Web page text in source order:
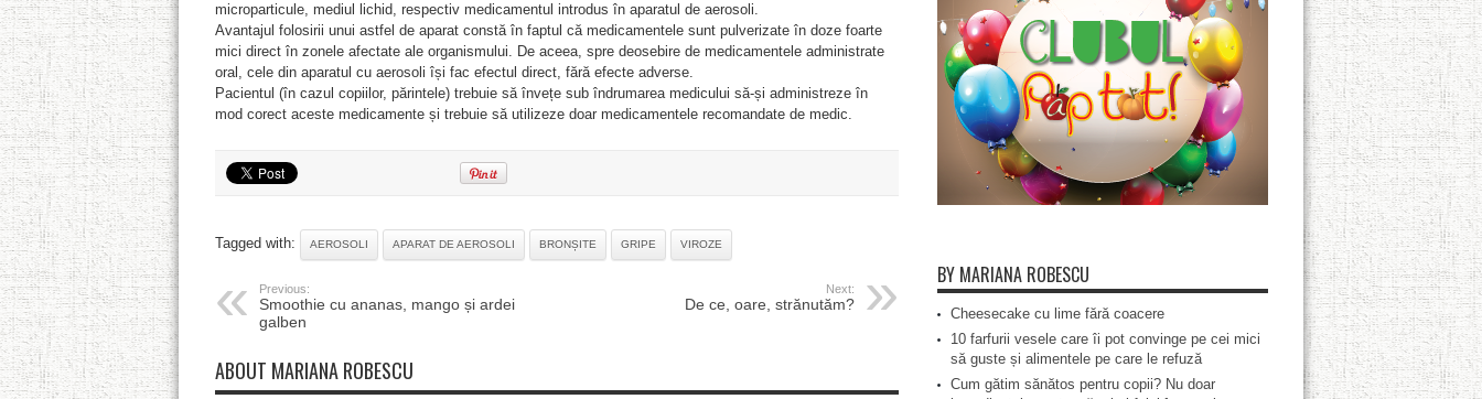
microparticule, mediul lichid, respectiv medicamentul introdus în aparatul de aerosoli.
Avantajul folosirii unui astfel de aparat constă în faptul că medicamentele sunt pulverizate în doze foarte
mici direct în zonele afectate ale organismului. De aceea, spre deosebire de medicamentele administrate
oral, cele din aparatul cu aerosoli își fac efectul direct, fără efecte adverse.
Pacientul (în cazul copiilor, părintele) trebuie să învețe sub îndrumarea medicului să-și administreze în
mod corect aceste medicamente și trebuie să utilizeze doar medicamentele recomandate de medic.
Tagged with: AEROSOLI APARAT DE AEROSOLI BRONȘITE GRIPE VIROZE
Previous:
Smoothie cu ananas, mango și ardei
galben
Next:
De ce, oare, strănutăm?
ABOUT MARIANA ROBESCU
BY MARIANA ROBESCU
Cheesecake cu lime fără coacere
10 farfurii vesele care îi pot convinge pe cei mici
să guste și alimentele pe care le refuză
Cum gătim sănătos pentru copii? Nu doar